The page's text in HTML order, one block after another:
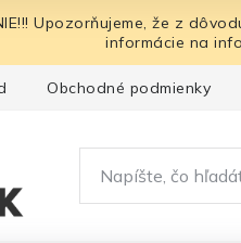
Upozorňujeme, že z
informácie na
Obchodné podmienky